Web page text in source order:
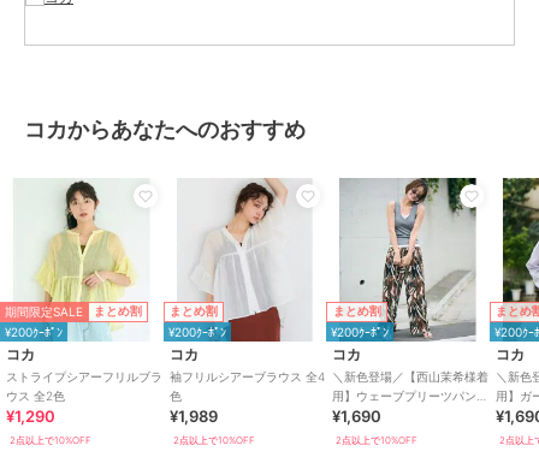
が生じる場合がございます。
う努めております。今後もより良いデザインと商品をご提供させて頂
くためにも素材や縫製につきましては、何卒ご理解いただきますよう
お願い申し上げます。
モデル：150cm/158cm/160cm/165cm/167cm/173cm
期間限定セール開催中
ブランド
ショップ コカ
コカからあなたへのおすすめ
期間限定SALE まとめ割
¥200ｸｰﾎﾟﾝ
コカ
ストライプシアーフリルブラ
ウス 全2色
¥1,290
2点以上で10%OFF
まとめ割
¥200ｸｰﾎﾟﾝ
コカ
袖フリルシアーブラウス 全4
色
¥1,989
2点以上で10%OFF
まとめ割
¥200ｸｰﾎﾟﾝ
コカ
＼新色登場／【西山茉希様着
用】ウェーブプリーツパンツ
全12色 / セルフカット可能
¥1,690
2点以上で10%OFF
まとめ
¥200ｸｰ
コカ
＼新色
用】ガ
房対策
2点以上